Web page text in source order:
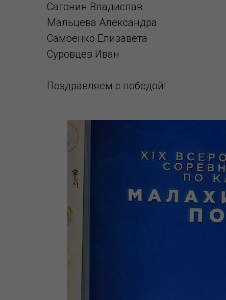
Сатонин Владислав
Мальцева Александра
Самоенко Елизавета
Суровцев Иван
Поздравляем с победой!